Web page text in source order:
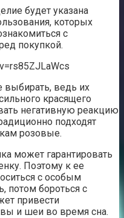
будет указана
которых
с
покупкой.
выбирать, ведь их
красящего
негативную реакцию
подходят
розовые.
может гарантировать
Поэтому к ее
с особым
потом бороться с
привести
и шеи во время сна.